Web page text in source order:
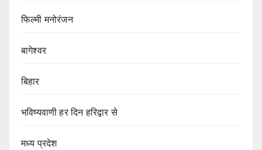
फिल्मी मनोरंजन
बागेश्वर
बिहार
भविष्यवाणी हर दिन हरिद्वार से
मध्य प्रदेश